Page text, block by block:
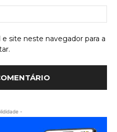
site neste navegador para a
-